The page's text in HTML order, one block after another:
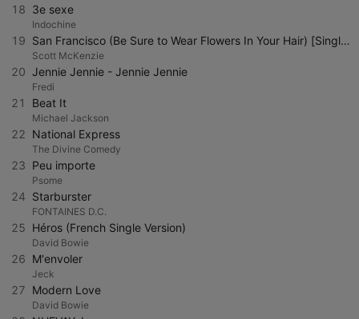
18 3e sexe
Indochine
19 San Francisco (Be Sure to Wear Flowers In Your Hair) [Single Version]
Scott McKenzie
20 Jennie Jennie - Jennie Jennie
Fredi
21 Beat It
Michael Jackson
22 National Express
The Divine Comedy
23 Peu importe
Psome
24 Starburster
FONTAINES D.C.
25 Héros (French Single Version)
David Bowie
26 M'envoler
Jeck
27 Modern Love
David Bowie